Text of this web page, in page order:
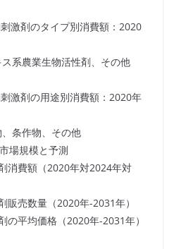
激剤のタイプ別消費額：2020
系農業生物活性剤、その他
激剤の用途別消費額：2020年
条作物、その他
場規模と予測
消費額（2020年対2024年対
販売数量（2020年-2031年）
の平均価格（2020年-2031年）